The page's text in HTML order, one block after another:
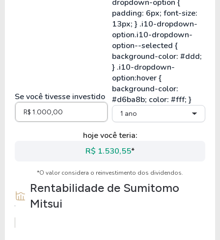
Se você tivesse investido
1 ano
hoje você teria:
R$ 1.530,55*
*O valor considera o reinvestimento dos dividendos.
Rentabilidade de Sumitomo
Mitsui